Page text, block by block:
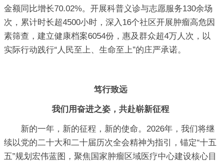
金额同比增长70.02%。开展科普义诊与志愿服务130余场
次，累计时长超4500小时，深入16个社区开展肿瘤高危因
素筛查，建立健康档案6054份，惠及群众超4万人次，以
实际行动践行“人民至上、生命至上”的庄严承诺。
笃行致远
我们用奋进之姿，共赴崭新征程
新的一年，新的征程，新的使命。2026年，我们将继
续以党的二十大和二十届历次全会精神为指引，锚定“十五
五”规划宏伟蓝图，聚焦国家肿瘤区域医疗中心建设核心目